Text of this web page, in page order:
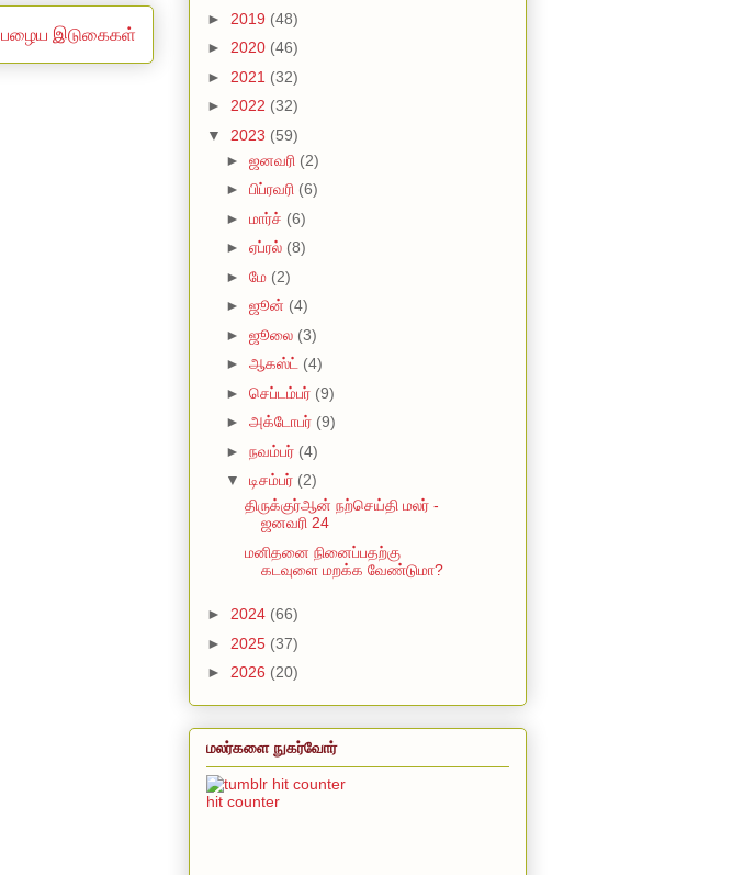
பழைய இடுகைகள்
► 2019 (48)
► 2020 (46)
► 2021 (32)
► 2022 (32)
▼ 2023 (59)
► ஜனவரி (2)
► பிப்ரவரி (6)
► மார்ச் (6)
► ஏப்ரல் (8)
► மே (2)
► ஜூன் (4)
► ஜூலை (3)
► ஆகஸ்ட் (4)
► செப்டம்பர் (9)
► அக்டோபர் (9)
► நவம்பர் (4)
▼ டிசம்பர் (2)
திருக்குர்ஆன் நற்செய்தி மலர் -
ஜனவரி 24
மனிதனை நினைப்பதற்கு
கடவுளை மறக்க வேண்டுமா?
► 2024 (66)
► 2025 (37)
► 2026 (20)
மலர்களை நுகர்வோர்
hit counter